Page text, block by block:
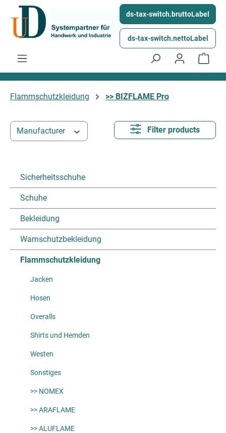
Skip to main content ds-tax-switch.bruttoLabel
ds-tax-switch.nettoLabel
Flammschutzkleidung >> BIZFLAME Pro
Manufacturer Filter products
Sicherheitsschuhe
Schuhe
Bekleidung
Warnschutzbekleidung
Flammschutzkleidung
Jacken
Hosen
Overalls
Shirts und Hemden
Westen
Sonstiges
>> NOMEX
>> ARAFLAME
>> ALUFLAME